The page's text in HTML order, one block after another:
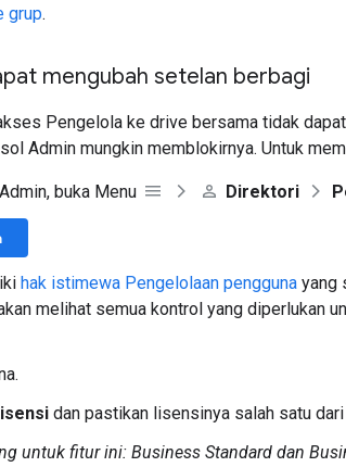
grup.
mengubah setelan berbagi
Pengelola ke drive bersama tidak
Admin mungkin memblokirnya. Untuk
buka Menu Direktori
hak istimewa Pengelolaan pengguna yang
melihat semua kontrol yang diperlukan
dan pastikan lisensinya salah satu
untuk fitur ini: Business Standard dan